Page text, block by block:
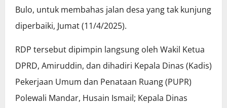
Bulo, untuk membahas jalan desa yang tak kunjung
diperbaiki, Jumat (11/4/2025).
RDP tersebut dipimpin langsung oleh Wakil Ketua
DPRD, Amiruddin, dan dihadiri Kepala Dinas (Kadis)
Pekerjaan Umum dan Penataan Ruang (PUPR)
Polewali Mandar, Husain Ismail; Kepala Dinas